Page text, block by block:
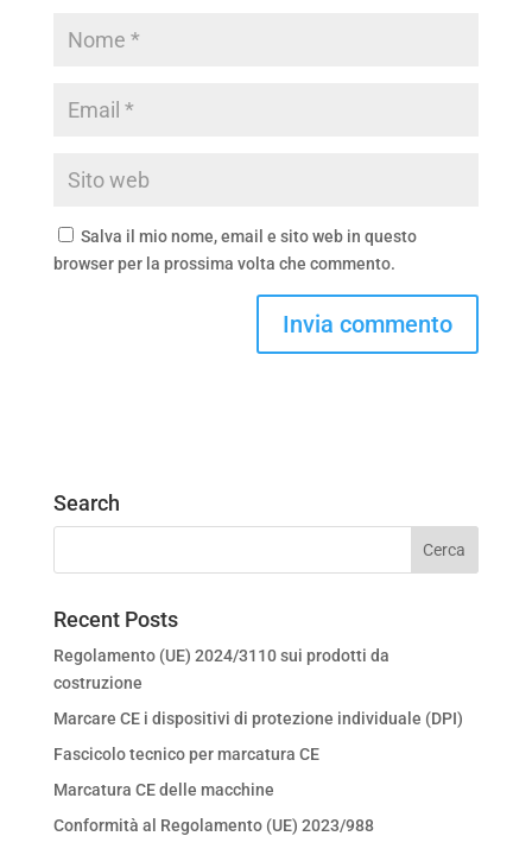
Salva il mio nome, email e sito web in questo
browser per la prossima volta che commento.
Search
Recent Posts
Regolamento (UE) 2024/3110 sui prodotti da
costruzione
Marcare CE i dispositivi di protezione individuale (DPI)
Fascicolo tecnico per marcatura CE
Marcatura CE delle macchine
Conformità al Regolamento (UE) 2023/988